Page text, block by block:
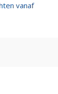
vanaf